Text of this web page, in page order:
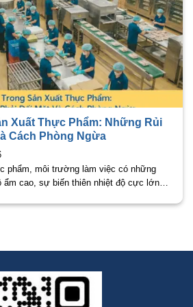
Xuất Thực Phẩm: Những Rủi
Cách Phòng Ngừa
phẩm, môi trường làm việc có những
ẩm cao, sự biến thiên nhiệt độ cực lớn